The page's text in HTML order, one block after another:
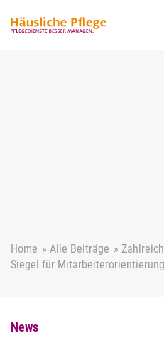
Home » Alle Beiträge »
Siegel für Mitarbeiterorientierung
News